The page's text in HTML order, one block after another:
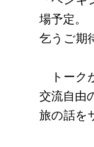
場予定。
乞うご期
トーク
交流自由
旅の話を